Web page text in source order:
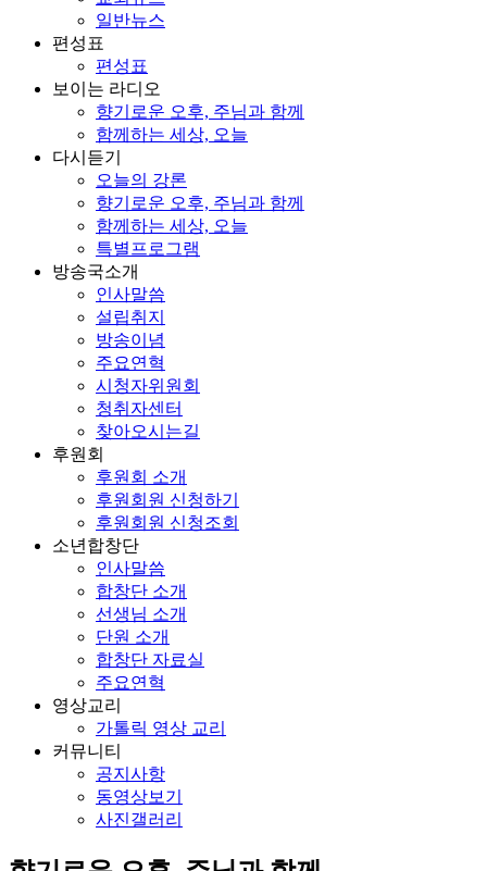
일반뉴스
편성표
편성표
보이는 라디오
향기로운 오후, 주님과 함께
함께하는 세상, 오늘
다시듣기
오늘의 강론
향기로운 오후, 주님과 함께
함께하는 세상, 오늘
특별프로그램
방송국소개
인사말씀
설립취지
방송이념
주요연혁
시청자위원회
청취자센터
찾아오시는길
후원회
후원회 소개
후원회원 신청하기
후원회원 신청조회
소년합창단
인사말씀
합창단 소개
선생님 소개
단원 소개
합창단 자료실
주요연혁
영상교리
가톨릭 영상 교리
커뮤니티
공지사항
동영상보기
사진갤러리